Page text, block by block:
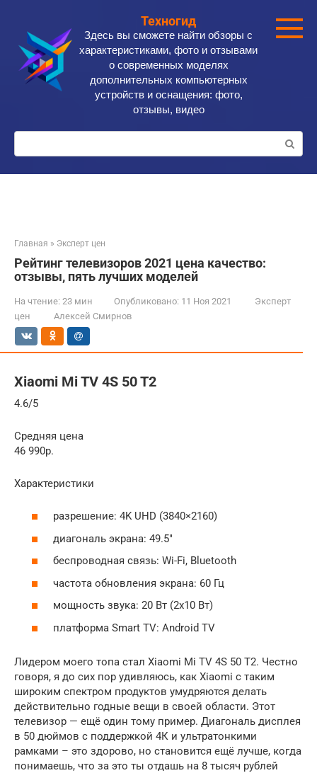
контенту
Техногид
Здесь вы сможете найти обзоры с
характеристиками, фото и отзывами
о современных моделях
дополнительных компьютерных
устройств и оснащения: фото,
отзывы, видео
Поиск:
Главная » Эксперт цен
Рейтинг телевизоров 2021 цена качество:
отзывы, пять лучших моделей
На чтение: 23 мин Опубликовано: 11 Ноя 2021
Эксперт
цен
Алексей Смирнов
Xiaomi Mi TV 4S 50 T2
4.6/5
Средняя цена
46 990р.
Характеристики
разрешение: 4K UHD (3840×2160)
диагональ экрана: 49.5″
беспроводная связь: Wi-Fi, Bluetooth
частота обновления экрана: 60 Гц
мощность звука: 20 Вт (2х10 Вт)
платформа Smart TV: Android TV
Лидером моего топа стал Xiaomi Mi TV 4S 50 T2. Честно
говоря, я до сих пор удивляюсь, как Xiaomi с таким
широким спектром продуктов умудряются делать
действительно годные вещи в своей области. Этот
телевизор — ещё один тому пример. Диагональ дисплея
в 50 дюймов с поддержкой 4К и ультратонкими
рамками – это здорово, но становится ещё лучше, когда
понимаешь, что за это ты отдашь на 8 тысяч рублей